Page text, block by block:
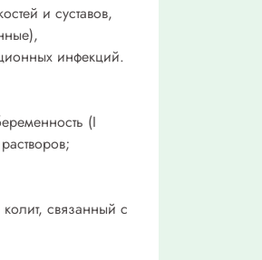
и суставов,
инфекций.
(I
связанный с